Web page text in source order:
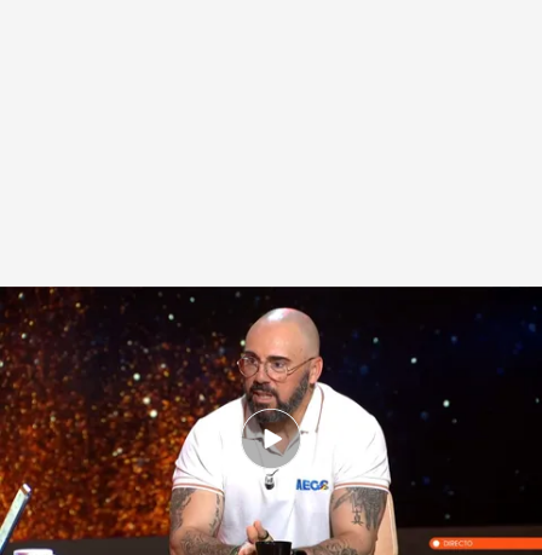
El secretario de la Federación de Tráfico profundiza en el uso de balizas
'Horizonte'
Horizonte
Madrid, 15 MAY 2026 - 03:32h.
Fernando García Poves resuelve todas las
dudas acerca de la baliza